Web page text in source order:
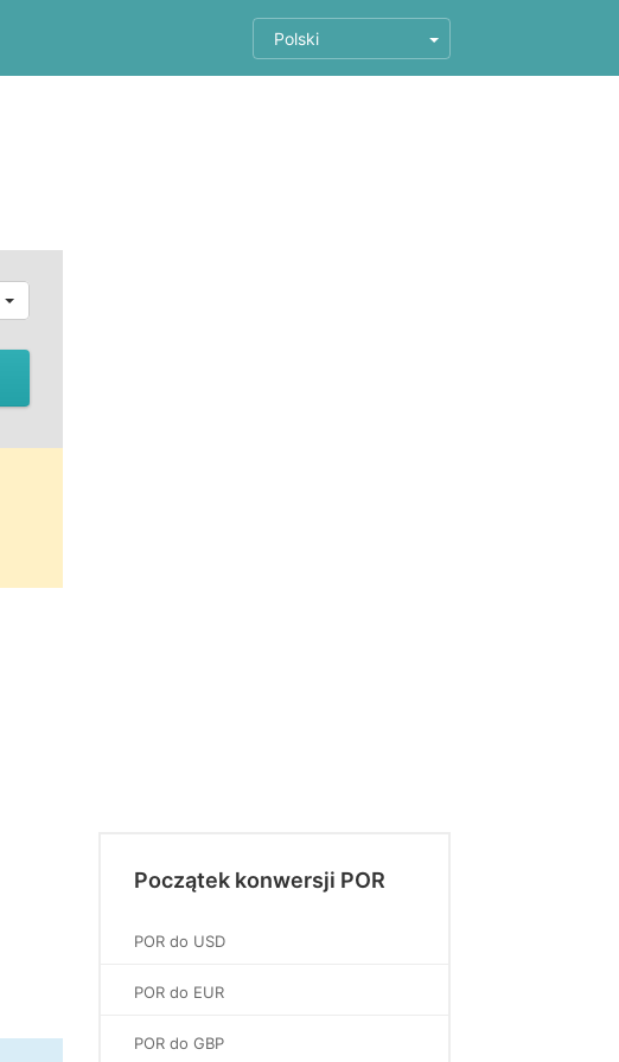
Polski
Początek konwersji POR
POR do USD
POR do EUR
POR do GBP